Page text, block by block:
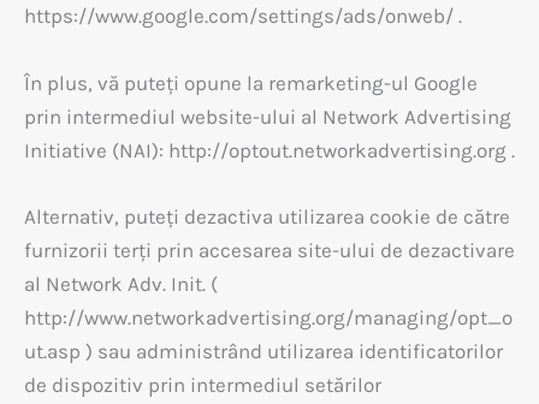
https://www.google.com/settings/ads/onweb/ .
În plus, vă puteți opune la remarketing-ul Google
prin intermediul website-ului al Network Advertising
Initiative (NAI): http://optout.networkadvertising.org .
Alternativ, puteți dezactiva utilizarea cookie de către
furnizorii terți prin accesarea site-ului de dezactivare
al Network Adv. Init. (
http://www.networkadvertising.org/managing/opt_o
ut.asp ) sau administrând utilizarea identificatorilor
de dispozitiv prin intermediul setărilor